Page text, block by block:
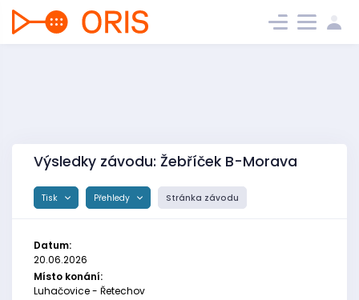
Výsledky závodu: Žebříček B-Morava
Tisk Přehledy Stránka závodu
Datum:
20.06.2026
Místo konání:
Luhačovice - Řetechov